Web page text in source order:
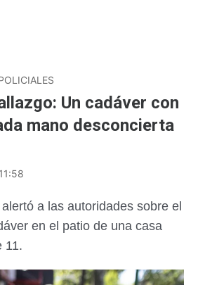
Un cadáver con
mano desconcierta
11:58
a las autoridades sobre el
en el patio de una casa
11.